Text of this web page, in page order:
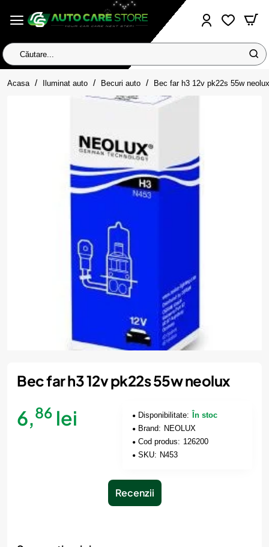
Căutare...
Acasa homeIluminat auto Becuri auto Bec far h3 12v pk22s 55w neolux
Bec far h3 12v pk22s 55w neolux
6,86 lei Disponibilitate:
În stoc
Brand: NEOLUX
Cod produs: 126200
SKU: N453
Recenzii